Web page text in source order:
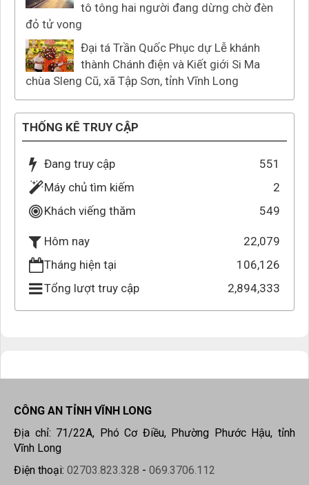
tô tông hai người đang dừng chờ đèn
đỏ tử vong
Đại tá Trần Quốc Phục dự Lễ khánh
thành Chánh điện và Kiết giới Si Ma
chùa Sleng Cũ, xã Tập Sơn, tỉnh Vĩnh Long
THỐNG KÊ TRUY CẬP
Đang truy cập
551
Máy chủ tìm kiếm
2
Khách viếng thăm
549
Hôm nay
22,079
Tháng hiện tại
106,126
Tổng lượt truy cập
2,894,333
CÔNG AN TỈNH VĨNH LONG
Địa chỉ: 71/22A, Phó Cơ Điều, Phường Phước Hậu, tỉnh
Vĩnh Long
Điện thoại: 02703.823.328 - 069.3706.112